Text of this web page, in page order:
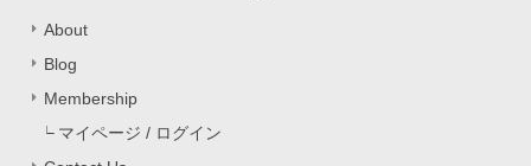
快適にお使いいただけると思います。
About
Blog
Membership
マイページ / ログイン